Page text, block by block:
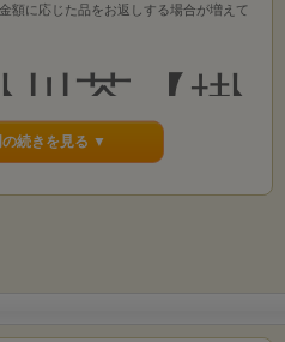
額に応じた品をお返しする場合が増えて
茶【掛
誉】
続きを見る ▼